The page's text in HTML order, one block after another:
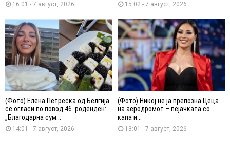
16:01 - 7 август, 2026 15:02 - 7 август, 2026
(Фото) Елена Петреска од Белгија
се огласи по повод 46. роденден:
„Благодарна сум...
14:01 - 7 август, 2026
(Фото) Никој не ја препозна Цеца
на аеродромот – пејачката со
капа и...
13:01 - 7 август, 2026